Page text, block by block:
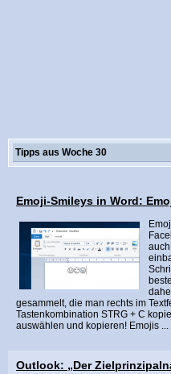
Tipps aus Woche 30
Emoji-Smileys in Word:
gesammelt, die man rechts im
Tastenkombination STRG + C
auswählen und kopieren! Emojis ...
Outlook: „Der